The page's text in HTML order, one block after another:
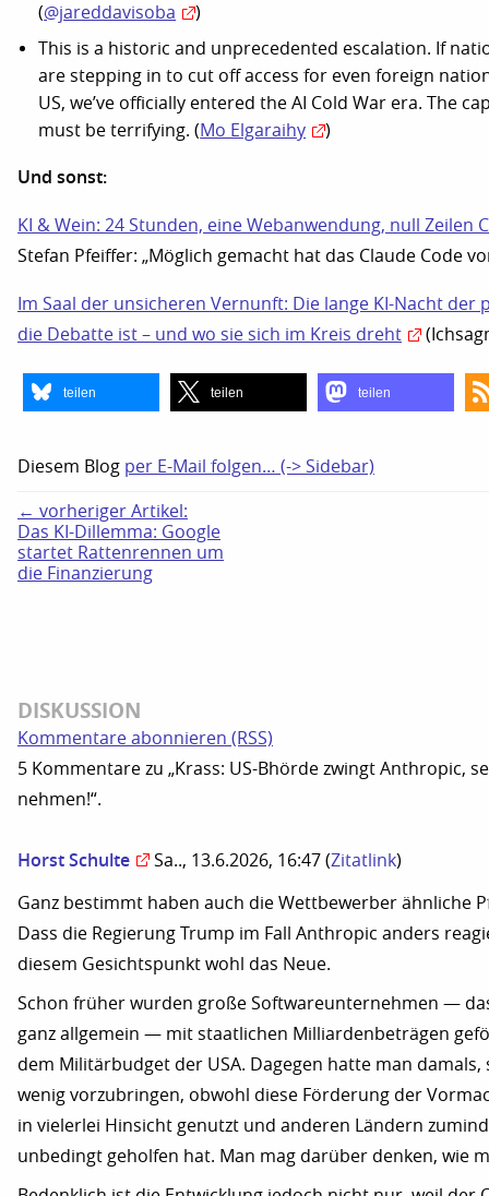
(@jareddavisoba
)
This is a historic and unprecedented escalation. If
are stepping in to cut off access for even foreign
US, we’ve officially entered the AI Cold War era. The
must be terrifying. (Mo Elgaraihy )
Und sonst:
KI & Wein: 24 Stunden, eine Webanwendung, null Zeilen
Stefan Pfeiffer: „Möglich gemacht hat das Claude Code
Im Saal der unsicheren Vernunft: Die lange KI-Nacht der
die Debatte ist – und wo sie sich im Kreis dreht
teilen teilen teilen
Diesem Blog per E-Mail folgen… (-> Sidebar)
← vorheriger Artikel:
Das KI-Dillemma: Google
startet Rattenrennen um
die Finanzierung
DISKUSSION
Kommentare abonnieren (RSS)
5 Kommentare zu „Krass: US-Bhörde zwingt Anthropic,
nehmen!“.
Horst Schulte Sa.., 13.6.2026, 16:47 (Zitatlink)
Ganz bestimmt haben auch die Wettbewerber ähnliche
Dass die Regierung Trump im Fall Anthropic anders
diesem Gesichtspunkt wohl das Neue.
Schon früher wurden große Softwareunternehmen —
ganz allgemein — mit staatlichen Milliardenbeträgen
dem Militärbudget der USA. Dagegen hatte man damals,
wenig vorzubringen, obwohl diese Förderung der
in vielerlei Hinsicht genutzt und anderen Ländern
unbedingt geholfen hat. Man mag darüber denken, wie